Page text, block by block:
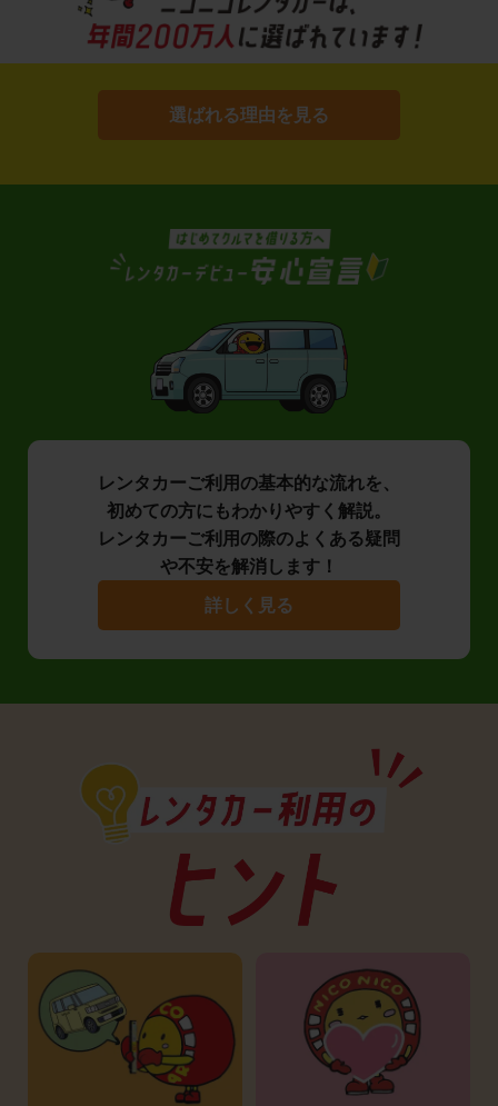
選ばれる理由を見る
レンタカーご利用の基本的な流れを、
初めての方にもわかりやすく解説。
レンタカーご利用の際のよくある疑問
や不安を解消します！
詳しく見る